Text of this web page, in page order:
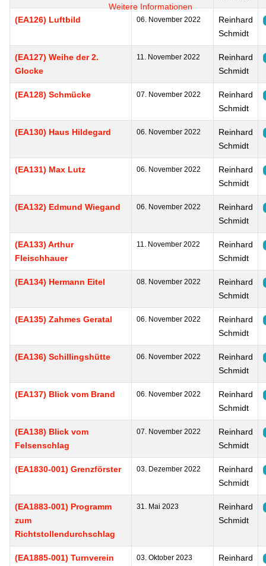
(EA126) Luftbild 06. November 2022
Reinhard
Schmidt
(EA127) Weihe der 2.
Glocke
11. November 2022
Reinhard
Schmidt
(EA128) Schmücke 07. November 2022
Reinhard
Schmidt
(EA130) Haus Hildegard 06. November 2022
Reinhard
Schmidt
(EA131) Max Lutz 06. November 2022
Reinhard
Schmidt
(EA132) Edmund Wiegand 06. November 2022
Reinhard
Schmidt
(EA133) Arthur
Fleischhauer
11. November 2022
Reinhard
Schmidt
(EA134) Hermann Eitel 08. November 2022
Reinhard
Schmidt
(EA135) Zahmes Geratal 06. November 2022
Reinhard
Schmidt
(EA136) Schillingshütte 06. November 2022
Reinhard
Schmidt
(EA137) Blick vom Brand 06. November 2022
Reinhard
Schmidt
(EA138) Blick vom
Felsenschlag
07. November 2022
Reinhard
Schmidt
(EA1830-001) Grenzförster 03. Dezember 2022
Reinhard
Schmidt
(EA1883-001) Programm
zum
Richtstollendurchschlag
31. Mai 2023
Reinhard
Schmidt
(EA1885-001) Turnverein 03. Oktober 2023
Reinhard
Weitere Informationen